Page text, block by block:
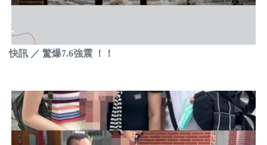
快訊 ／ 驚爆7.6強震 ！！